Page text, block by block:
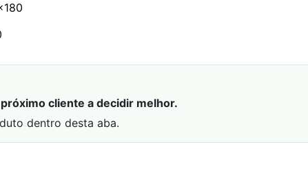
cliente a decidir melhor.
dentro desta aba.